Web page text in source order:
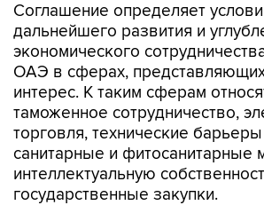
Соглашение определяет
дальнейшего развития и
экономического
ОАЭ в сферах,
интерес. К таким сферам
таможенное сотрудничество,
торговля, технические
санитарные и фитосанитарные
интеллектуальную
государственные закупки.